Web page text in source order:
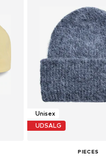
Unisex
UDSALG
PIECES